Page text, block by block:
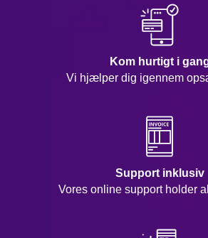
Kom hurtigt i
Vi hjælper dig igennem
Support inklusiv
Vores online support holder